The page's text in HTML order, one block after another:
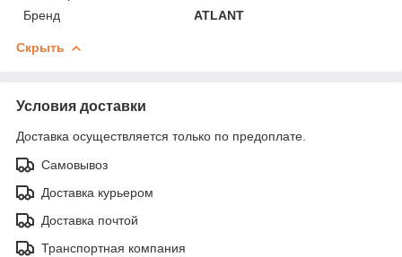
Бренд
ATLANT
Скрыть
Условия доставки
Доставка осуществляется только по предоплате.
Самовывоз
Доставка курьером
Доставка почтой
Транспортная компания